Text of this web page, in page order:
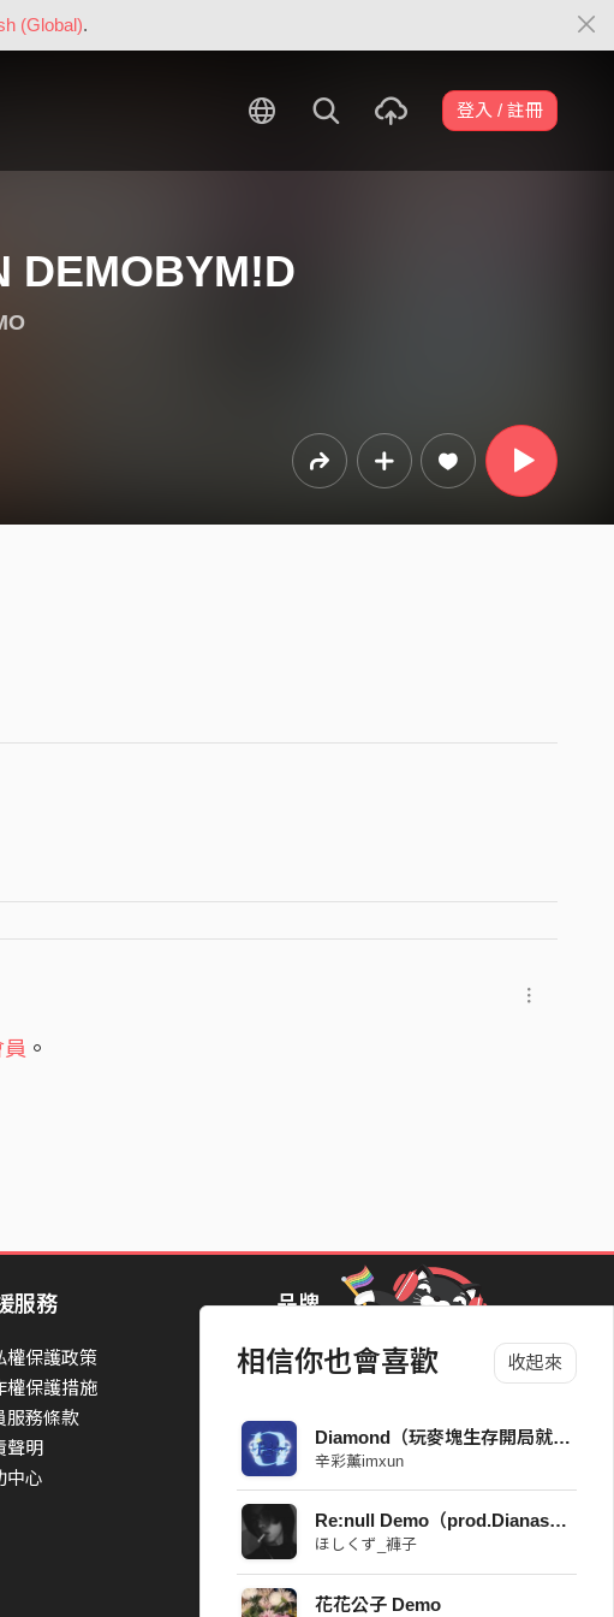
(Global).
登入 / 註冊
相信你也會喜歡 收起來
Diamond（玩麥塊生存開局就下礦結果3個小時才挖到鑽石）
辛彩薰imxun
Re:null Demo（prod.Dianasty）
ほしくず_褲子
花花公子 Demo
DEMOBYM!D
。
服務
權保護政策
權保護措施
服務條款
聲明
中心
品牌
StreetVoice Awards 街聲音樂獎
Blow 吹音樂
Packer 派歌
SimpleLife 簡單生活節
ParkPark Carnival
一起比 YEAH 吧